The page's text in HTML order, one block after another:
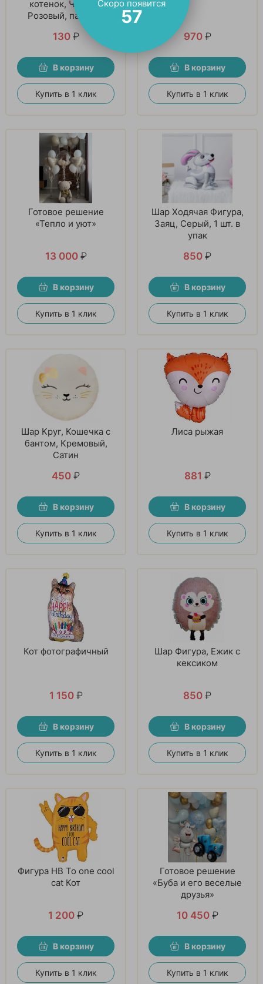
котенок, Черный
Розовый, пастель
130 ₽
В корзину
Купить в 1 клик
970 ₽
В корзину
Купить в 1 клик
Готовое решение
«Тепло и уют»
13 000 ₽
В корзину
Купить в 1 клик
Шар Ходячая Фигура,
Заяц, Серый, 1 шт. в
упак
850 ₽
В корзину
Купить в 1 клик
Шар Круг, Кошечка с
бантом, Кремовый,
Сатин
450 ₽
В корзину
Купить в 1 клик
Лиса рыжая
881 ₽
В корзину
Купить в 1 клик
Кот фотографичный
1 150 ₽
В корзину
Купить в 1 клик
Шар Фигура, Ежик с
кексиком
850 ₽
В корзину
Купить в 1 клик
Фигура HB To one cool
cat Кот
1 200 ₽
В корзину
Купить в 1 клик
Готовое решение
«Буба и его веселые
друзья»
10 450 ₽
В корзину
Купить в 1 клик
Скоро появится
56